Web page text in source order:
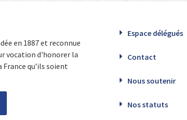
en 1887 et reconnue
vocation d'honorer la
qu’ils soient
Espace délégués
Contact
Nous soutenir
Nos statuts